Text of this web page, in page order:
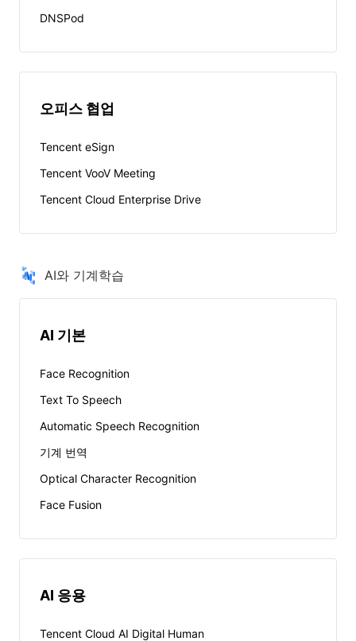
DNSPod
오피스 협업
Tencent eSign
Tencent VooV Meeting
Tencent Cloud Enterprise Drive
AI와 기계학습
AI 기본
Face Recognition
Text To Speech
Automatic Speech Recognition
기계 번역
Optical Character Recognition
Face Fusion
AI 응용
Tencent Cloud AI Digital Human